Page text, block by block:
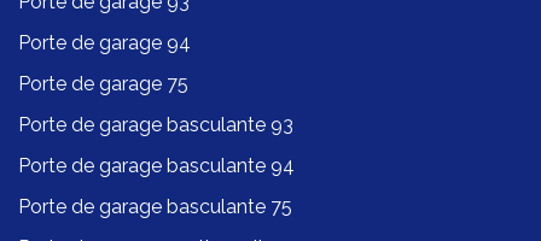
Porte de garage 94
Porte de garage 75
Porte de garage basculante 93
Porte de garage basculante 94
Porte de garage basculante 75